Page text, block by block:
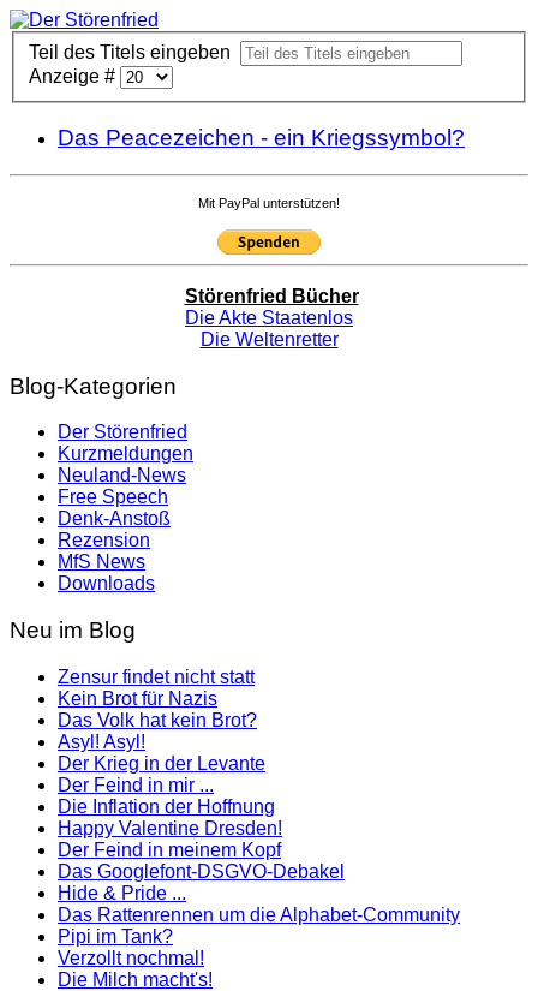
Teil des Titels eingeben
Anzeige #
Das Peacezeichen - ein Kriegssymbol?
Mit PayPal unterstützen!
Störenfried Bücher
Die Akte Staatenlos
Die Weltenretter
Blog-Kategorien
Der Störenfried
Kurzmeldungen
Neuland-News
Free Speech
Denk-Anstoß
Rezension
MfS News
Downloads
Neu im Blog
Zensur findet nicht statt
Kein Brot für Nazis
Das Volk hat kein Brot?
Asyl! Asyl!
Der Krieg in der Levante
Der Feind in mir ...
Die Inflation der Hoffnung
Happy Valentine Dresden!
Der Feind in meinem Kopf
Das Googlefont-DSGVO-Debakel
Hide & Pride ...
Das Rattenrennen um die Alphabet-Community
Pipi im Tank?
Verzollt nochmal!
Die Milch macht's!